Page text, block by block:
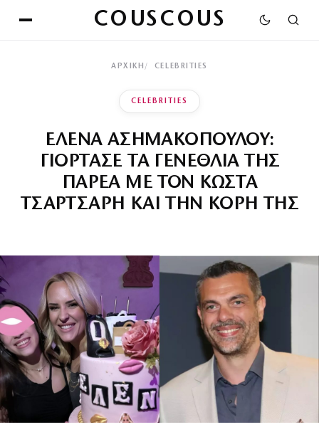
COUSCOUS
ΑΡΧΙΚΉ CELEBRITIES
CELEBRITIES
ΕΛΕΝΑ ΑΣΗΜΑΚΟΠΟΥΛΟΥ:
ΓΙΟΡΤΑΣΕ ΤΑ ΓΕΝΕΘΛΙΑ ΤΗΣ
ΠΑΡΕΑ ΜΕ ΤΟΝ ΚΩΣΤΑ
ΤΣΑΡΤΣΑΡΗ ΚΑΙ ΤΗΝ ΚΟΡΗ ΤΗΣ